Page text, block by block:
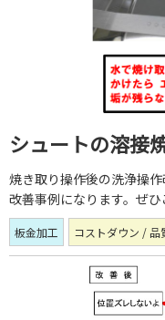
シュートの溶接
焼き取り操作後の洗浄操
改善事例になります。ぜひ
板金加工 コストダウン /